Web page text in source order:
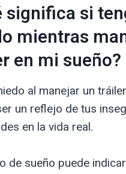
significa si
mientras
en mi sueño?
al manejar un
un reflejo de tus
en la vida real.
de sueño puede